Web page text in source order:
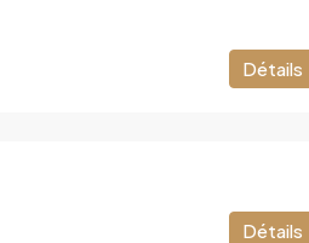
Détails
Détails